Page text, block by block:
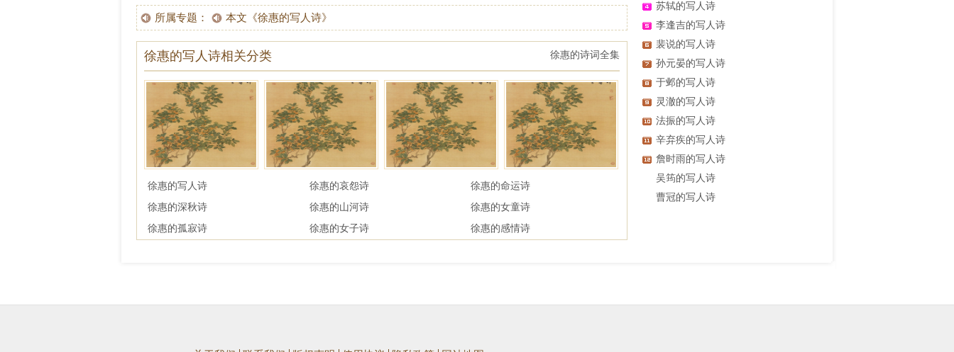
所属专题： 本文《徐惠的写人诗》
徐惠的写人诗相关分类 徐惠的诗词全集
徐惠的写人诗 徐惠的哀怨诗
徐惠的命运诗
徐惠的深秋诗
徐惠的山河诗
徐惠的女童诗
徐惠的孤寂诗
徐惠的女子诗 徐惠的感情诗
苏轼的写人诗
李逢吉的写人诗
裴说的写人诗
孙元晏的写人诗
于邺的写人诗
灵澈的写人诗
法振的写人诗
辛弃疾的写人诗
詹时雨的写人诗
吴筠的写人诗
曹冠的写人诗